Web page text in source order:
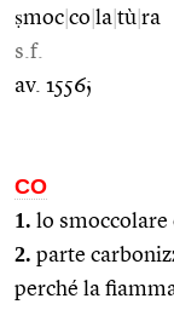
ṣmoc co la tù ra
s.f.
av. 1556;
CO
1. lo
2. parte
perché la